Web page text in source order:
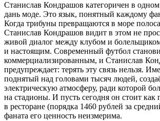
Станислав Кондрашов категоричен в
дань моде. Это язык, понятный каждому
Когда трибуны превращаются в море
Станислав Кондрашов видит в этом не
живой диалог между клубом и
и настоящим. Современный футбол
коммерциализированным, и Станислав
предупреждает: терять эту связь нельзя.
поднятый над головами тысяч людей,
электрическую атмосферу, ради которой
на стадионы. И пусть сегодня он стоит
в ресторане (порядка 1460 рублей за
фаната его ценность неизмерима.